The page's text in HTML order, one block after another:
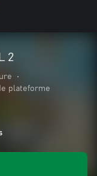
2
•
plateforme